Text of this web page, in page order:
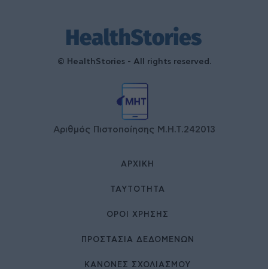
© HealthStories - All rights reserved.
Αριθμός Πιστοποίησης Μ.Η.Τ.242013
ΑΡΧΙΚΉ
ΤΑΥΤΌΤΗΤΑ
ΌΡΟΙ ΧΡΉΣΗΣ
ΠΡΟΣΤΑΣΙΑ ΔΕΔΟΜΕΝΩΝ
ΚΑΝΟΝΕΣ ΣΧΟΛΙΑΣΜΟΥ